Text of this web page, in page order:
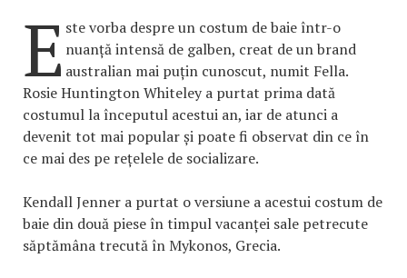
E ste vorba despre un costum de baie într-o
nuanță intensă de galben, creat de un brand
australian mai puțin cunoscut, numit Fella.
Rosie Huntington Whiteley a purtat prima dată
costumul la începutul acestui an, iar de atunci a
devenit tot mai popular și poate fi observat din ce în
ce mai des pe rețelele de socializare.
Kendall Jenner a purtat o versiune a acestui costum de
baie din două piese în timpul vacanței sale petrecute
săptămâna trecută în Mykonos, Grecia.